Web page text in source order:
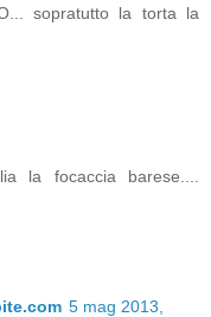
sopratutto la torta la
la focaccia barese....
5 mag 2013,